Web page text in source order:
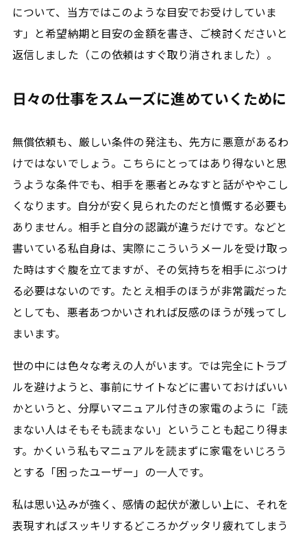
について、当方ではこのような目安でお受けしていま
す」と希望納期と目安の金額を書き、ご検討くださいと
返信しました（この依頼はすぐ取り消されました）。
日々の仕事をスムーズに進めていくために
無償依頼も、厳しい条件の発注も、先方に悪意があるわ
けではないでしょう。こちらにとってはあり得ないと思
うような条件でも、相手を悪者とみなすと話がややこし
くなります。自分が安く見られたのだと憤慨する必要も
ありません。相手と自分の認識が違うだけです。などと
書いている私自身は、実際にこういうメールを受け取っ
た時はすぐ腹を立てますが、その気持ちを相手にぶつけ
る必要はないのです。たとえ相手のほうが非常識だった
としても、悪者あつかいされれば反感のほうが残ってし
まいます。
世の中には色々な考えの人がいます。では完全にトラブ
ルを避けようと、事前にサイトなどに書いておけばいい
かというと、分厚いマニュアル付きの家電のように「読
まない人はそもそも読まない」ということも起こり得ま
す。かくいう私もマニュアルを読まずに家電をいじろう
とする「困ったユーザー」の一人です。
私は思い込みが強く、感情の起伏が激しい上に、それを
表現すればスッキリするどころかグッタリ疲れてしまう